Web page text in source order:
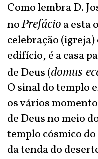
Como lembra D.
noPrefácioa esta
celebração
edifício, é a casa
de Deus (domus
O sinal do templo
os vários
de Deus no meio
templo cósmico
da tenda do